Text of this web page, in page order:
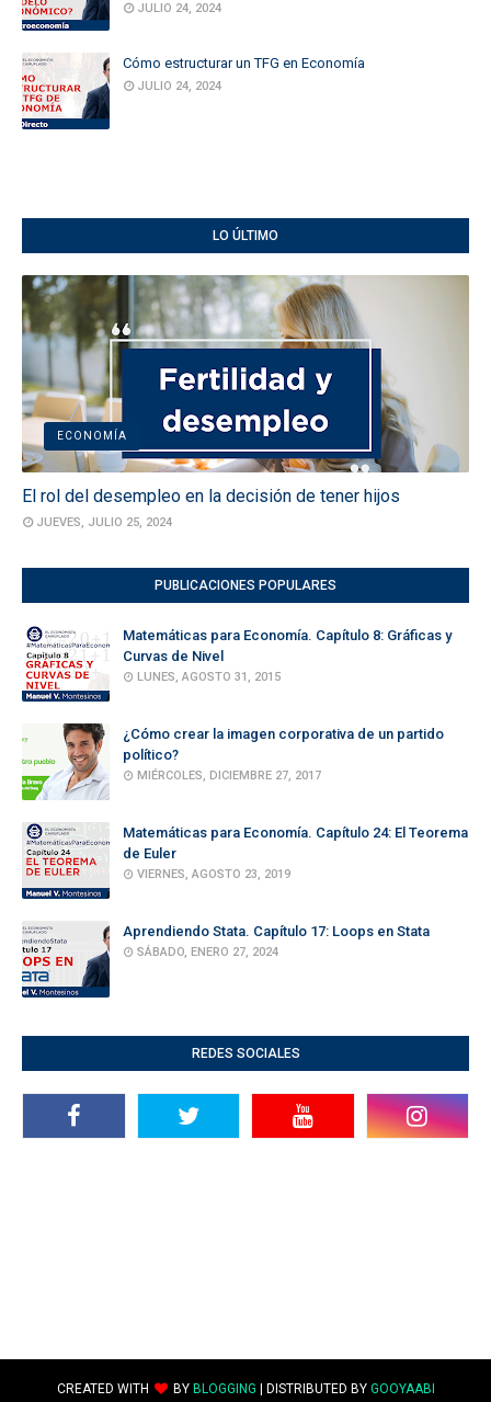
JULIO 24, 2024
Cómo estructurar un TFG en Economía
JULIO 24, 2024
LO ÚLTIMO
ECONOMÍA
El rol del desempleo en la decisión de tener hijos
JUEVES, JULIO 25, 2024
PUBLICACIONES POPULARES
Matemáticas para Economía. Capítulo 8: Gráficas y
Curvas de Nivel
LUNES, AGOSTO 31, 2015
¿Cómo crear la imagen corporativa de un partido
político?
MIÉRCOLES, DICIEMBRE 27, 2017
Matemáticas para Economía. Capítulo 24: El Teorema
de Euler
VIERNES, AGOSTO 23, 2019
Aprendiendo Stata. Capítulo 17: Loops en Stata
SÁBADO, ENERO 27, 2024
REDES SOCIALES
CREATED WITH BY BLOGGING | DISTRIBUTED BY GOOYAABI